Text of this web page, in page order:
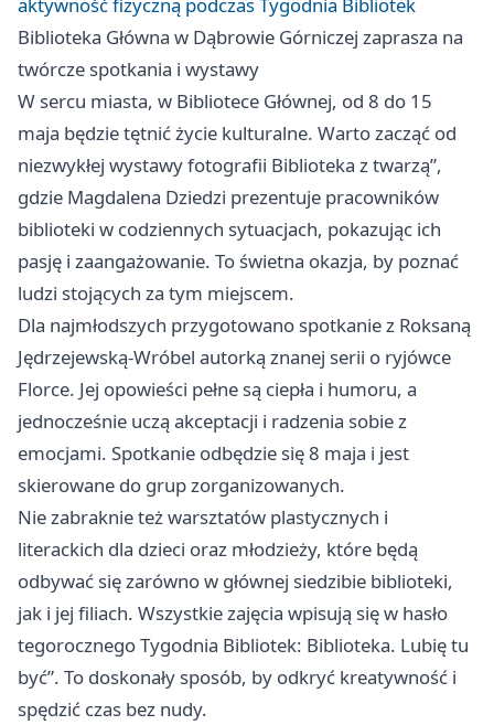
aktywność fizyczną podczas Tygodnia Bibliotek
Biblioteka Główna w Dąbrowie Górniczej zaprasza na
twórcze spotkania i wystawy
W sercu miasta, w Bibliotece Głównej, od 8 do 15
maja będzie tętnić życie kulturalne. Warto zacząć od
niezwykłej wystawy fotografii Biblioteka z twarzą”,
gdzie Magdalena Dziedzi prezentuje pracowników
biblioteki w codziennych sytuacjach, pokazując ich
pasję i zaangażowanie. To świetna okazja, by poznać
ludzi stojących za tym miejscem.
Dla najmłodszych przygotowano spotkanie z Roksaną
Jędrzejewską-Wróbel autorką znanej serii o ryjówce
Florce. Jej opowieści pełne są ciepła i humoru, a
jednocześnie uczą akceptacji i radzenia sobie z
emocjami. Spotkanie odbędzie się 8 maja i jest
skierowane do grup zorganizowanych.
Nie zabraknie też warsztatów plastycznych i
literackich dla dzieci oraz młodzieży, które będą
odbywać się zarówno w głównej siedzibie biblioteki,
jak i jej filiach. Wszystkie zajęcia wpisują się w hasło
tegorocznego Tygodnia Bibliotek: Biblioteka. Lubię tu
być”. To doskonały sposób, by odkryć kreatywność i
spędzić czas bez nudy.